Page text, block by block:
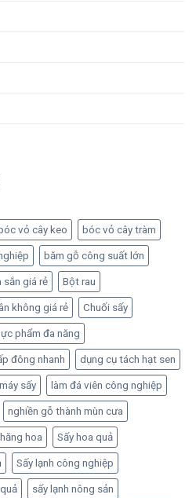
bóc vỏ cây keo bóc vỏ cây tràm
băm gỗ công suất lớn
sắn giá rẻ Bột rau
không giá rẻ Chuối sấy
phẩm đa năng
đông nhanh dụng cụ tách hạt sen
sấy làm đá viên công nghiệp
nghiền gỗ thành mùn cưa
hoa Sấy hoa quả
Sấy lạnh công nghiệp
sấy lạnh nông sản